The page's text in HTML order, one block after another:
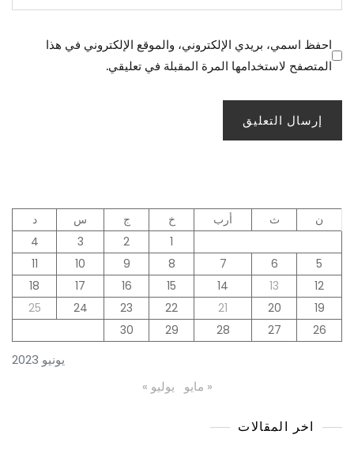
احفظ اسمي، بريدي الإلكتروني، والموقع الإلكتروني في هذا
المتصفح لاستخدامها المرة المقبلة في تعليقي.
يونيو 2023
ن ث أرب خ ج س
د
1
2
3
4
5
6
7
8
9
10
11
12
13
14
15
16
17
18
19
20
21
22
23
24
25
26
27
28
29
30
« مايو يوليو »
اخر المقالات